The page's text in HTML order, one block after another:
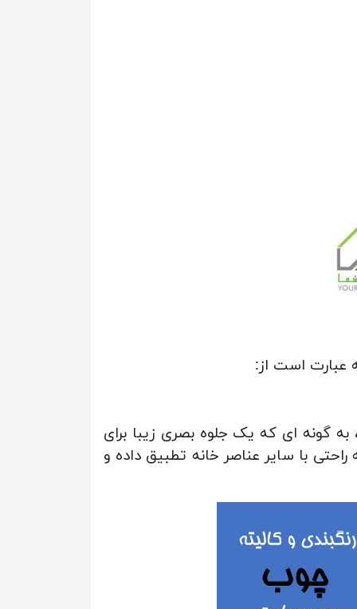
عبارت است از:
گونه ای که یک جلوه بصری زیبا برای
با سایر عناصر خانه تطبیق داده و